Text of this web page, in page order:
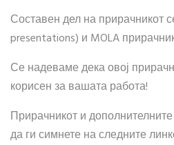
Составен дел на прирачникот
presentations) и MOLA
Се надеваме дека овој
корисен за вашата работа!
Прирачникот и
да ги симнете на следните